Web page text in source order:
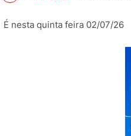
É nesta quinta feira 02/07/26